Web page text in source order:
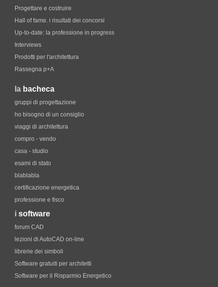
Progettare e costruire
Hall of fame. i risultati dei concorsi
Up-to-date: la professione in progress
Interviews
Prodotti per l'architettura
Rassegna p+A
la bacheca
gruppi di progettazione
ho bisogno di un consiglio
viaggi di architettura
compro - vendo
casa - studio
esami di stato
blablabla
certificazione energetica
professione e fisco
i software
forum CAD
lezioni di AutoCAD on-line
librerie dei simboli
Software gratuiti per architetti
Software per il Risparmio Energetico